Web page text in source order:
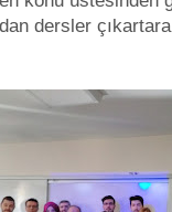
dersler